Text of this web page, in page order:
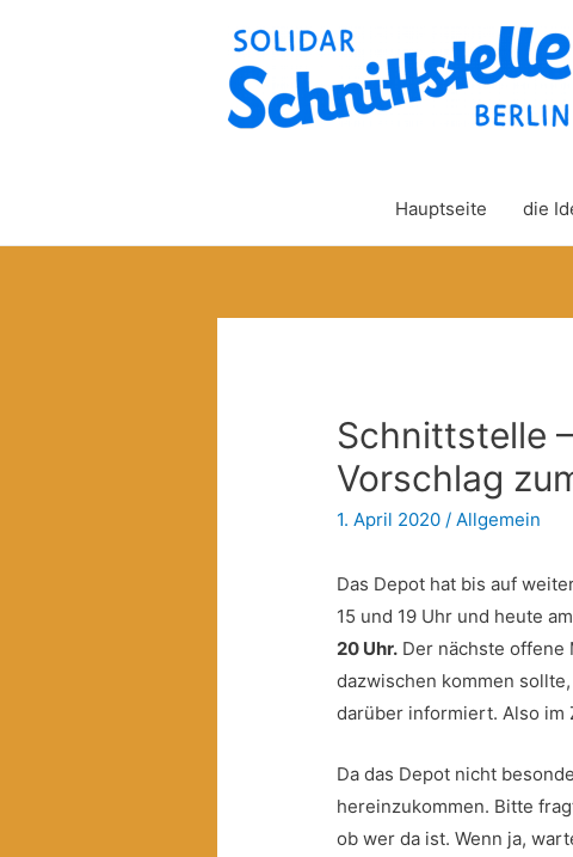
Hauptseite die
Schnittstelle
Vorschlag
1. April 2020 /Allgemein
Das Depot hat bis auf
15 und 19 Uhr und heute
20 Uhr. Der nächste offene
dazwischen kommen
darüber informiert. Also im
Da das Depot nicht
hereinzukommen. Bitte
ob wer da ist. Wenn ja,